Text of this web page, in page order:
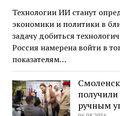
Технологии ИИ станут
экономики и политики в
задачу добиться
Россия намерена войти в
показателям…
ручным